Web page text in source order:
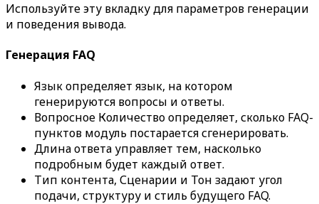
Используйте эту вкладку для параметров генерации
и поведения вывода.
Генерация FAQ
Языкопределяет язык, на котором
генерируются вопросы и ответы.
Вопросное Количествоопределяет, сколько FAQ-
пунктов модуль постарается сгенерировать.
Длина ответа управляет тем, насколько
подробным будет каждый ответ.
Тип контента, Сценарии и Тон задают угол
подачи, структуру и стиль будущего FAQ.